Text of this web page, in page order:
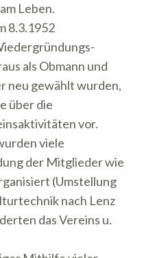
Leben.
8.3.1952
als Obmann und
neu gewählt wurden,
über die
vor.
viele
der Mitglieder wie
(Umstellung
nach Lenz
das Vereins u.